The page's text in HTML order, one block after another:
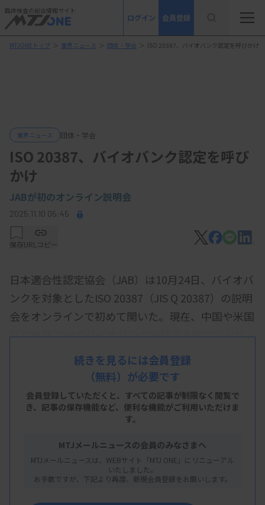
臨床検査の総合情報サイト
ログイン 会員登録
MTJONEトップ ＞ 業界ニュース ＞ 団体・学会 ＞ ISO 20387、バイオバンク認定を呼びかけ
業界ニュース 団体・学会
ISO 20387、バイオバンク認定を呼び
かけ
JABが初のオンライン説明会
2025.11.10 05:45
保存URLコピー
日本適合性認定協会（JAB）は10月24日、バイオバ
ンクを対象としたISO 20387（JIS Q 20387）の説明
会をオンラインで初めて開いた。現在、中国や米国
など世界で84のバイオバンクが認定を受けており、
国内でも5施設が認定を取得している。JABは、
「バイオバンキングへの信頼を高められる」と認定
取得を呼びかけた。
ISO 20387は、バイオバンクの技術と品質マネジメ
得の件数は中国が31、米国が16、韓国が8など。米
国では、微生物の標準菌株などを保有する世界最大
の生物資源バンクATCCも認定を受けている。
続きを見るには会員登録
（無料）が必要です
会員登録していただくと、すべての記事が制限なく閲覧で
き、 記事の保存機能など、便利な機能がご利用いただけま
す。
MTJメールニュースの会員のみなさまへ
MTJメールニュースは、WEBサイト「MTJ ONE」にリニューアル
いたしました。
お手数ですが、下記より再度、新規会員登録をお願いします。